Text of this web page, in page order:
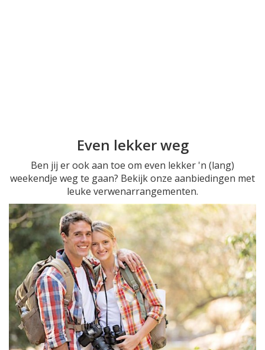
Even lekker weg
Ben jij er ook aan toe om even lekker 'n (lang)
weekendje weg te gaan? Bekijk onze aanbiedingen met
leuke verwenarrangementen.